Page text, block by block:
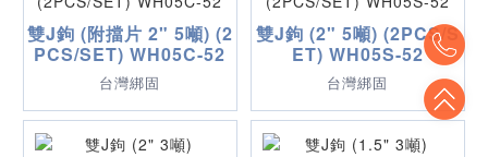
雙J鉤 (附擋片 2" 5噸) (2
PCS/SET) WH05C-52
台灣綁固
雙J鉤 (2" 5噸) (2PCS/S
ET) WH05S-52
台灣綁固